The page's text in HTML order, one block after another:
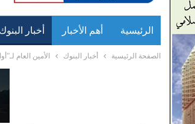
الرئيسية أهم الأخبار أخبار البنوك
الصفحة الرئيسية أخبار البنوك الأمين العام لـ”أوابك”: أسعار